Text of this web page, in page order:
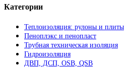
Категории
Теплоизоляция: рулоны и плиты
Пеноплэкс и пенопласт
Трубная техническая изоляция
Гидроизоляция
ДВП, ДСП, OSB, QSB